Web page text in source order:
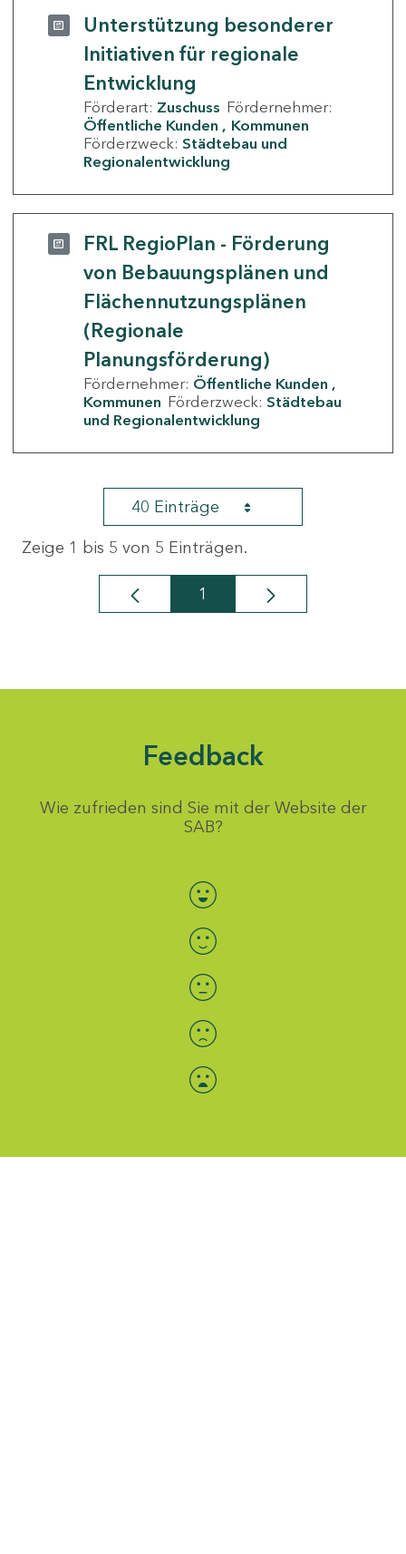
Unterstützung besonderer
Initiativen für regionale
Entwicklung
Förderart: Zuschuss Fördernehmer:
Öffentliche Kunden
Kommunen
Förderzweck: Städtebau und
Regionalentwicklung
FRL RegioPlan - Förderung
von Bebauungsplänen und
Flächennutzungsplänen
(Regionale
Planungsförderung)
Fördernehmer: Öffentliche Kunden
Kommunen Förderzweck: Städtebau
und Regionalentwicklung
40 Einträge
Zeige 1 bis 5 von 5 Einträgen.
Seite
1
Feedback
Wie zufrieden sind Sie mit der Website der
SAB?
Bewertung auswählen